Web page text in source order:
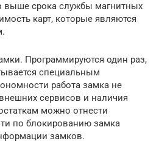
выше срока службы магнитных
карт, которые являются
Программируются один раз,
специальным
работа замка не
сервисов и наличия
можно отнести
по блокированию замка
замков.